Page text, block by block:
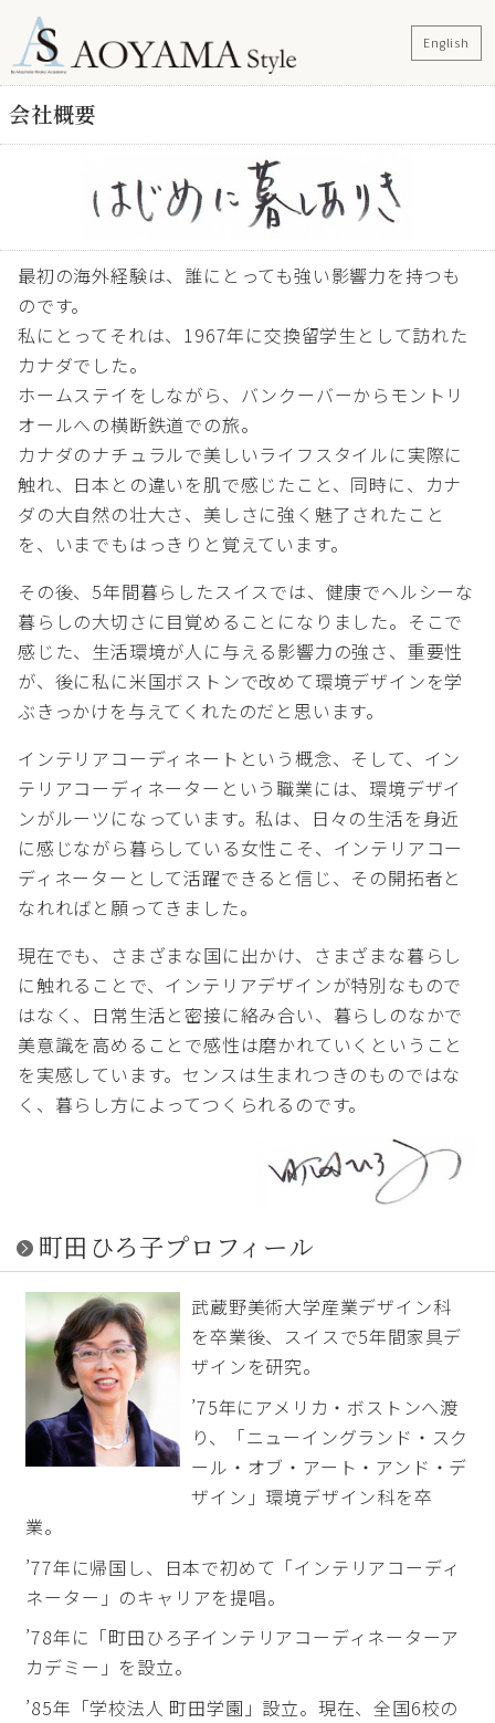
English
会社概要
最初の海外経験は、誰にとっても強い影響力を持つも
のです。
私にとってそれは、1967年に交換留学生として訪れた
カナダでした。
ホームステイをしながら、バンクーバーからモントリ
オールへの横断鉄道での旅。
カナダのナチュラルで美しいライフスタイルに実際に
触れ、日本との違いを肌で感じたこと、同時に、カナ
ダの大自然の壮大さ、美しさに強く魅了されたこと
を、いまでもはっきりと覚えています。
その後、5年間暮らしたスイスでは、健康でヘルシーな
暮らしの大切さに目覚めることになりました。そこで
感じた、生活環境が人に与える影響力の強さ、重要性
が、後に私に米国ボストンで改めて環境デザインを学
ぶきっかけを与えてくれたのだと思います。
インテリアコーディネートという概念、そして、イン
テリアコーディネーターという職業には、環境デザイ
ンがルーツになっています。私は、日々の生活を身近
に感じながら暮らしている女性こそ、インテリアコー
ディネーターとして活躍できると信じ、その開拓者と
なれればと願ってきました。
現在でも、さまざまな国に出かけ、さまざまな暮らし
に触れることで、インテリアデザインが特別なもので
はなく、日常生活と密接に絡み合い、暮らしのなかで
美意識を高めることで感性は磨かれていくということ
を実感しています。センスは生まれつきのものではな
く、暮らし方によってつくられるのです。
町田ひろ子プロフィール
武蔵野美術大学産業デザイン科
を卒業後、スイスで5年間家具デ
ザインを研究。
’75年にアメリカ・ボストンへ渡
り、「ニューイングランド・スク
ール・オブ・アート・アンド・デ
ザイン」環境デザイン科を卒
業。
’77年に帰国し、日本で初めて「インテリアコーディ
ネーター」のキャリアを提唱。
’78年に「町田ひろ子インテリアコーディネーターア
カデミー」を設立。
’85年「学校法人 町田学園」設立。現在、全国6校の